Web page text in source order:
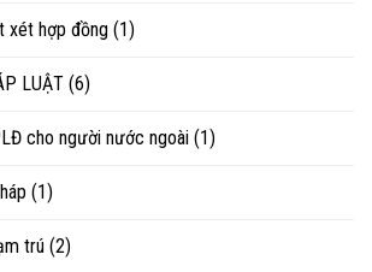
xét hợp đồng (1)
LUẬT (6)
cho người nước ngoài (1)
(1)
trú (2)